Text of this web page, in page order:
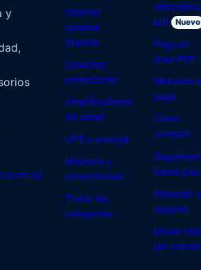
y
Internet
satelital
Starlink
Estuches
protectores
Amplificadores
de señal
UPS y energía
Módems y
conectividad
Todas las
categorías
EDI
Nuevo
Pago en
línea PSE
Métodos
pago
Cómo
comprar
Same Day
Atención y
soporte
Enviar lista
por correo